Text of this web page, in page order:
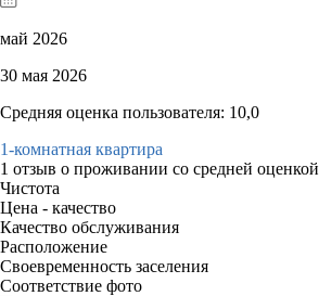
май 2026
30 мая 2026
Средняя оценка пользователя: 10,0
1-комнатная квартира
1 отзыв о проживании со средней оценкой
Чистота
Цена - качество
Качество обслуживания
Расположение
Своевременность заселения
Соответствие фото